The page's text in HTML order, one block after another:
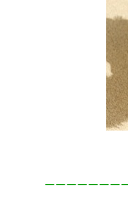
ーーーーーーー